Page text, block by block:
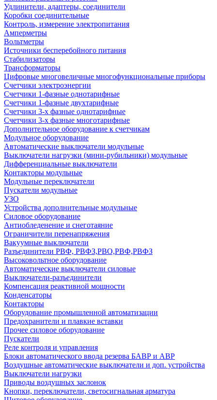
Удлинители, адаптеры, соединители
Коробки соединительные
Контроль, измерение электропитания
Амперметры
Вольтметры
Источники бесперебойного питания
Стабилизаторы
Трансформаторы
Цифровые многовеличные многофункциональные приборы
Счетчики электроэнергии
Счетчики 1-фазные однотарифные
Счетчики 1-фазные двухтарифные
Счетчики 3-х фазные однотарифные
Счетчики 3-х фазные многотарифные
Дополнительное оборудование к счетчикам
Модульное оборудование
Автоматические выключатели модульные
Выключатели нагрузки (мини-рубильники) модульные
Дифференциальные выключатели
Контакторы модульные
Модульные переключатели
Пускатели модульные
УЗО
Устройства дополнительные модульные
Силовое оборудование
Антиобледенение и снеготаяние
Ограничители перенапряжения
Вакуумные выключатели
Разъединители РВФ, РВФЗ,РВО,РВФ,РВФЗ
Высоковольтное оборудование
Автоматические выключатели cиловые
Выключатели-разъединители
Компенсация реактивной мощности
Конденсаторы
Контакторы
Оборудование промышленной автоматизации
Предохранители и плавкие вставки
Прочее силовое оборудование
Пускатели
Реле контроля и управления
Блоки автоматического ввода резерва БАВР и АВР
Воздушные автоматические выключатели и доп. устройства
Выключатели нагрузки
Приводы воздушных заслонок
Кнопки, переключатели, светосигнальная арматура